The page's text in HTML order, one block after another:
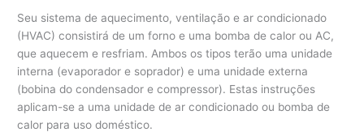
Seu sistema de aquecimento, ventilação e ar condicionado
(HVAC) consistirá de um forno e uma bomba de calor ou AC,
que aquecem e resfriam. Ambos os tipos terão uma unidade
interna (evaporador e soprador) e uma unidade externa
(bobina do condensador e compressor). Estas instruções
aplicam-se a uma unidade de ar condicionado ou bomba de
calor para uso doméstico.